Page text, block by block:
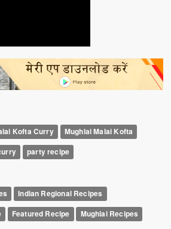
Kofta Curry
Mughlai Malai Kofta
party recipe
Indian Regional Recipes
Featured Recipe Mughlai Recipes